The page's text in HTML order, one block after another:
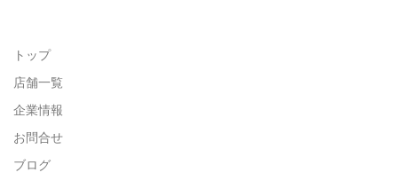
トップ
店舗一覧
企業情報
お問合せ
ブログ